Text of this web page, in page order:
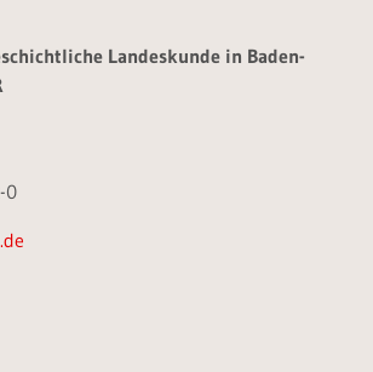
Landeskunde in Baden-
0